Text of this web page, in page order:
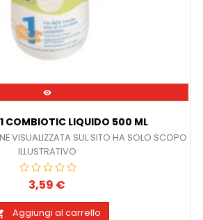

COMBIOTIC LIQUIDO 500 ML
VISUALIZZATA SUL SITO HA SOLO SCOPO
ILLUSTRATIVO
Prezzo
3,59 €
Aggiungi al carrello